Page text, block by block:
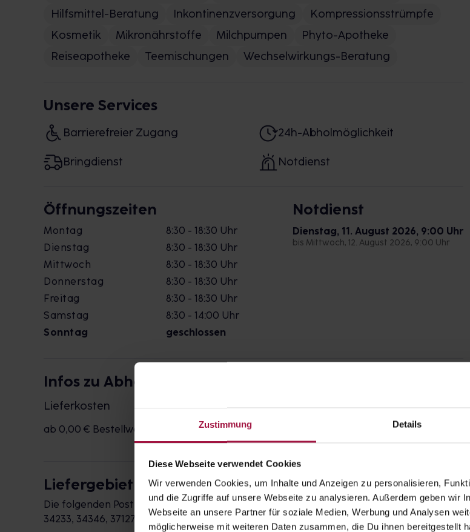
Zustimmung Details
Diese Webseite verwendet Cookies
Wir verwenden Cookies, um Inhalte und Anzeigen zu personalisieren,
und die Zugriffe auf unsere Webseite zu analysieren. Außerdem geben wir
Webseite an unsere Partner für soziale Medien, Werbung und Analysen
möglicherweise mit weiteren Daten zusammen, die Du ihnen bereitgestellt
Hilfsmittel-Beratung
Inkontinenzversorgung
Kompressionsstrümpfe
Kosmetik
Mikronährstoffe Milchpumpen
Phyto-Apotheke
Reiseapotheke
Teemischungen Wechselwirkungs-Beratung
Unsere Services
Barrierefreier Zugang 24h-Abholmöglichkeit
Bringdienst Notdienst
Öffnungszeiten
Montag
8:30 - 18:30 Uhr
Dienstag
8:30 - 18:30 Uhr
Mittwoch
8:30 - 18:30 Uhr
Donnerstag
8:30 - 18:30 Uhr
Freitag
8:30 - 18:30 Uhr
Samstag
8:30 - 14:00 Uhr
Sonntag
geschlossen
Notdienst
Dienstag, 11. August 2026, 9:00 Uhr
bis Mittwoch, 12. August 2026, 9:00 Uhr
Infos zu Abholung & Bringdienst
Lieferkosten
ab 0,00 € Bestellwert kostenlos
Liefergebiet
Die folgenden Postleitzahlen werden durch die Apotheke beliefert:
34233, 34346, 37127